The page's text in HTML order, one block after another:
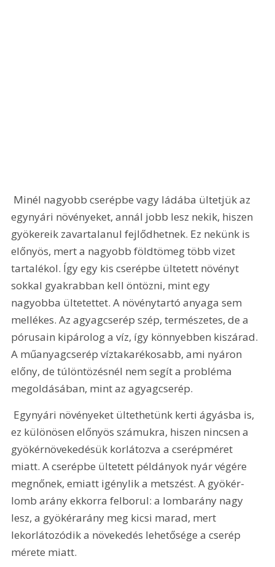
egynyári növényeket, annál jobb lesz nekik, hiszen
gyökereik zavartalanul fejlődhetnek. Ez nekünk is
előnyös, mert a nagyobb földtömeg több vizet
tartalékol. Így egy kis cserépbe ültetett növényt
sokkal gyakrabban kell öntözni, mint egy
nagyobba ültetettet. A növénytartó anyaga sem
mellékes. Az agyagcserép szép, természetes, de a
pórusain kipárolog a víz, így könnyebben kiszárad.
A műanyagcserép víztakarékosabb, ami nyáron
előny, de túlöntözésnél nem segít a probléma
megoldásában, mint az agyagcserép.
ez különösen előnyös számukra, hiszen nincsen a
gyökérnövekedésük korlátozva a cserépméret
miatt. A cserépbe ültetett példányok nyár végére
megnőnek, emiatt igénylik a metszést. A gyökér-
lomb arány ekkorra felborul: a lombarány nagy
lesz, a gyökérarány meg kicsi marad, mert
lekorlátozódik a növekedés lehetősége a cserép
mérete miatt.